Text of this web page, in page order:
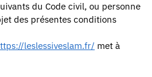
du Code civil, ou personne
des présentes conditions
leslessiveslam.fr/ met à